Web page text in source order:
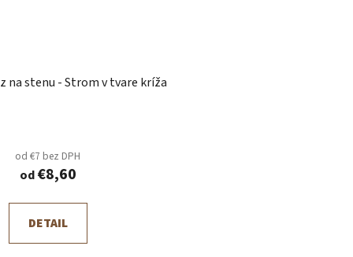
na stenu - Strom v tvare kríža
od €7 bez DPH
od€8,60
DETAIL